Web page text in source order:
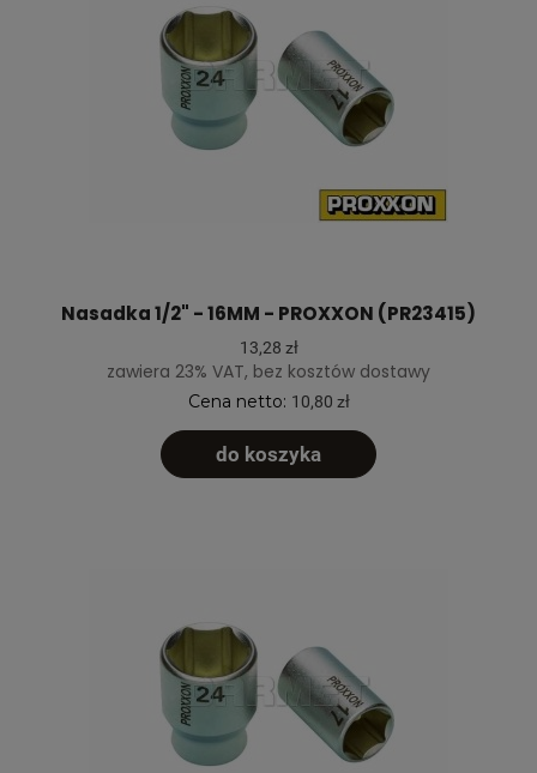
Nasadka 1/2" - 16MM - PROXXON (PR23415)
13,28 zł
zawiera 23% VAT, bez kosztów dostawy
Cena netto: 10,80 zł
do koszyka